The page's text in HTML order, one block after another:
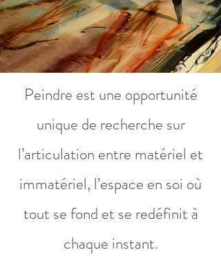
Peindre est une opportunité
unique de recherche sur
l’articulation entre matériel et
immatériel, l’espace en soi où
tout se fond et se redéfinit à
chaque instant.